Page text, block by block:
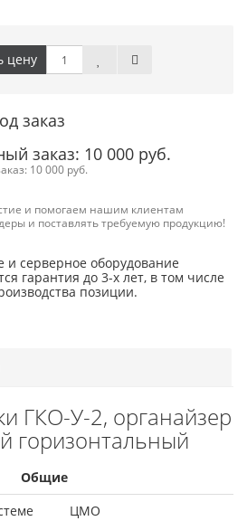
цену
заказ
заказ: 10 000 руб.
10 000 руб.
и помогаем нашим клиентам
и поставлять требуемую продукцию!
и серверное оборудование
гарантия до 3-х лет, в том числе
позиции.
ГКО-У-2, органайзер
горизонтальный
Общие
ЦМО